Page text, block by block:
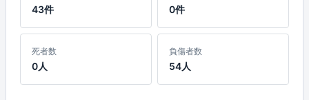
43件 0件
死者数
0人
負傷者数
54人